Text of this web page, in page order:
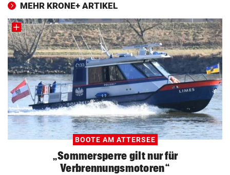
MEHR KRONE+ ARTIKEL
BOOTE AM ATTERSEE
„Sommersperre gilt nur für
Verbrennungsmotoren“